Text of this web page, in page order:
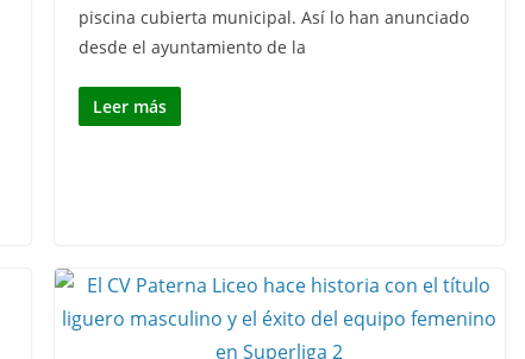
piscina cubierta municipal. Así lo han anunciado
desde el ayuntamiento de la
Leer más